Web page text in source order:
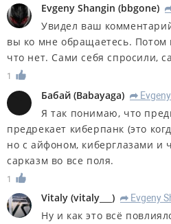
Evgeny Shangin (bbgone)
Увидел ваш
вы ко мне обращаетесь. Потом
что нет. Сами себя спросили,
1
Бабай (Babayaga) R
Я так понимаю, что
предрекает киберпанк (это
но с айфоном, киберглазами и
сарказм во все поля.
1
Vitaly (vitaly___ ) R Evgeny
Ну и как это всё